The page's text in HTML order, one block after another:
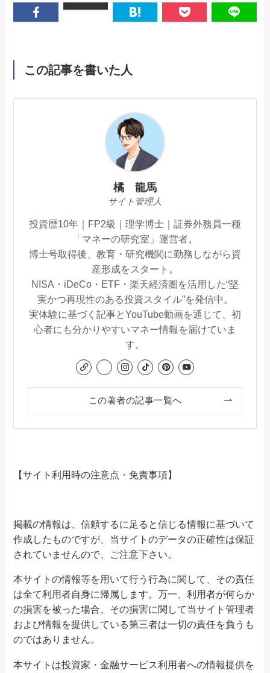
この記事を書いた人
橘 龍馬
サイト管理人
投資歴10年｜FP2級｜理学博士｜証券外務員一種
「マネーの研究室」運営者。
博士号取得後、教育・研究機関に勤務しながら資
産形成をスタート。
NISA・iDeCo・ETF・楽天経済圏を活用した“堅
実かつ再現性のある投資スタイル”を発信中。
実体験に基づく記事とYouTube動画を通じて、初
心者にも分かりやすいマネー情報を届けていま
す。
この著者の記事一覧へ
【サイト利用時の注意点・免責事項】
掲載の情報は、信頼するに足ると信じる情報に基づいて
作成したものですが、当サイトのデータの正確性は保証
されていませんので、ご注意下さい。
本サイトの情報等を用いて行う行為に関して、その責任
は全て利用者自身に帰属します。万一、利用者が何らか
の損害を被った場合、その損害に関して当サイト管理者
および情報を提供している第三者は一切の責任を負うも
のではありません。
本サイトは投資家・金融サービス利用者への情報提供を